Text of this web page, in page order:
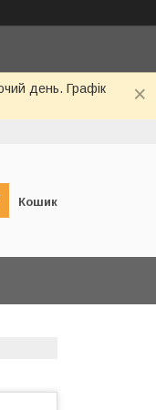
день. Графік
Кошик